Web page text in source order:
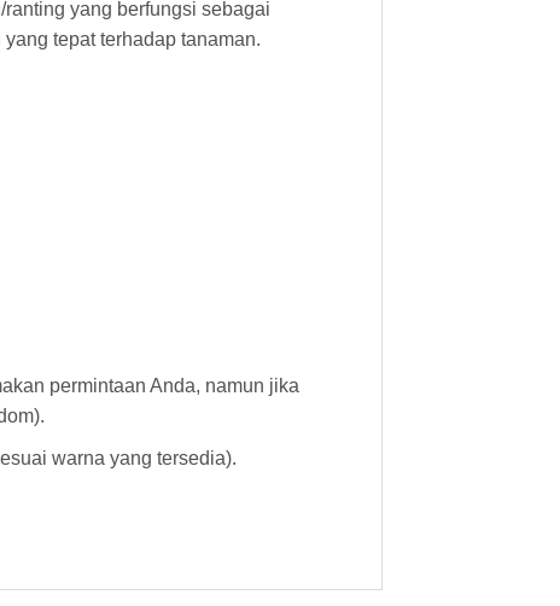
yang berfungsi sebagai
tepat terhadap tanaman.
permintaan Anda, namun jika
warna yang tersedia).